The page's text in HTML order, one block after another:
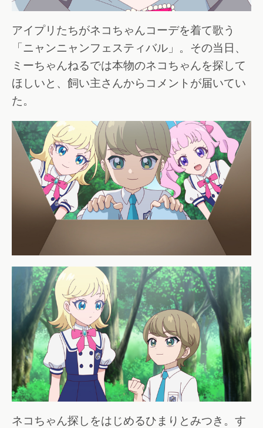
アイプリたちがネコちゃんコーデを着て歌う
「ニャンニャンフェスティバル」。その当日、
ミーちゃんねるでは本物のネコちゃんを探して
ほしいと、飼い主さんからコメントが届いてい
た。
ネコちゃん探しをはじめるひまりとみつき。す